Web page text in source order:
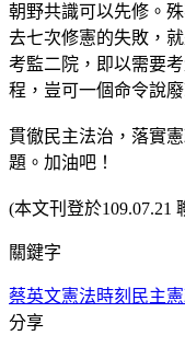
朝野共識可以先修。
去七次修憲的失敗，
考監二院，即以需要
程，豈可一個命令說
貫徹民主法治，落實
題。加油吧！
(本文刊登於109.07.21
關鍵字
蔡英文憲法時刻 民主
分享